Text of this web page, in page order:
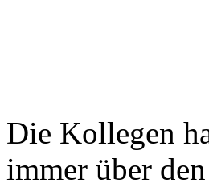
Die Kollegen
immer über